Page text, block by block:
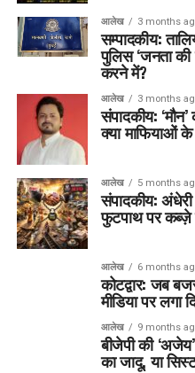
आलेख 3 months
सम्पादकीय:
पुलिस ‘जनता
करने में?
आलेख 3 months
संपादकीय:
क्या माफियाओं
आलेख 5 months
संपादकीय:
फुटपाथ पर
आलेख 6 months
कोटद्वार: जब
मीडिया पर लगा
आलेख 9 months
बीजेपी की
का जादू, या